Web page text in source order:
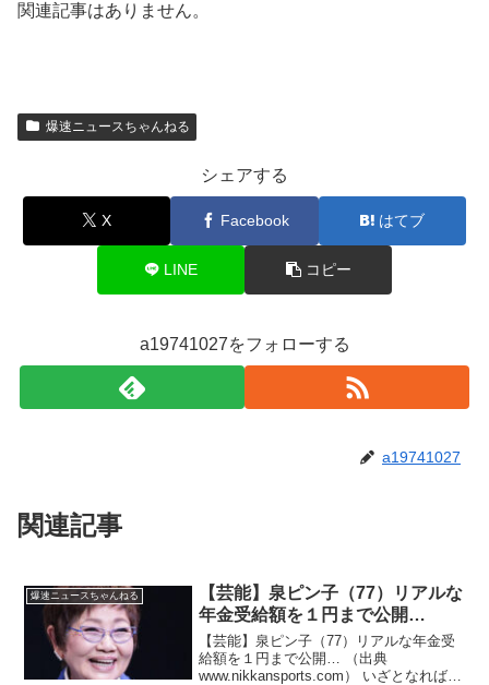
関連記事はありません。
爆速ニュースちゃんねる
シェアする
X Facebook はてブ
LINE コピー
a19741027をフォローする
a19741027
関連記事
爆速ニュースちゃんねる
【芸能】泉ピン子（77）リアルな
年金受給額を１円まで公開…
【芸能】泉ピン子（77）リアルな年金受
給額を１円まで公開… （出典
www.nikkansports.com） いざとなれば家